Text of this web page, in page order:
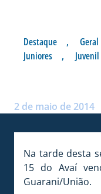
Destaque , Geral
Juniores
, Juvenil
2 de maio de 2014
Na tarde desta
15 do Avaí
Guarani/União.